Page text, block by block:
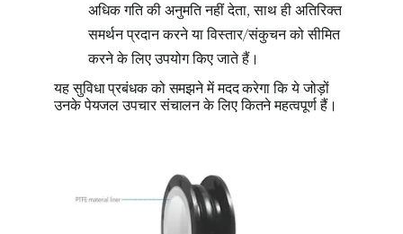
अधिक गति की अनुमति नहीं देता, साथ ही अतिरिक्त
समर्थन प्रदान करने या विस्तार/संकुचन को सीमित
करने के लिए उपयोग किए जाते हैं।
यह सुविधा प्रबंधक को समझने में मदद करेगा कि ये जोड़ों
उनके पेयजल उपचार संचालन के लिए कितने महत्वपूर्ण हैं।